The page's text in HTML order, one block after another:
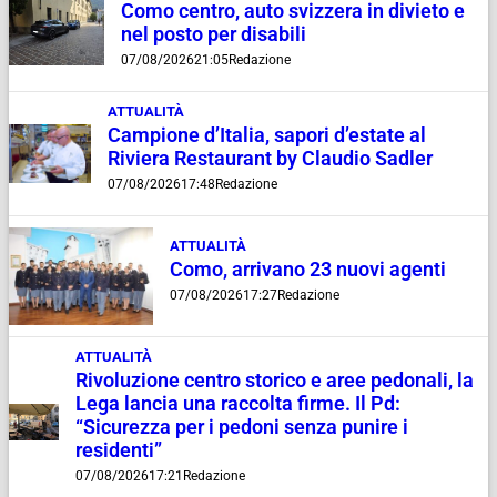
Como centro, auto svizzera in divieto e
nel posto per disabili
07/08/202621:05Redazione
ATTUALITÀ
Campione d’Italia, sapori d’estate al
Riviera Restaurant by Claudio Sadler
07/08/202617:48 Redazione
ATTUALITÀ
Como, arrivano 23 nuovi agenti
07/08/202617:27Redazione
ATTUALITÀ
Rivoluzione centro storico e aree pedonali, la
Lega lancia una raccolta firme. Il Pd:
“Sicurezza per i pedoni senza punire i
residenti”
07/08/202617:21 Redazione